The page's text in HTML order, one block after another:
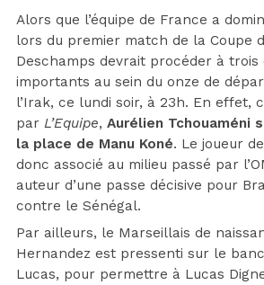
Alors que l’équipe de France a
lors du premier match de la Coupe
Deschamps devrait procéder à trois
importants au sein du onze de
l’Irak, ce lundi soir, à 23h. En effet,
par L’Equipe, Aurélien Tchouaméni
la place de Manu Koné. Le joueur
donc associé au milieu passé par
auteur d’une passe décisive pour
contre le Sénégal.
Par ailleurs, le Marseillais de
Hernandez est pressenti sur le
Lucas, pour permettre à Lucas